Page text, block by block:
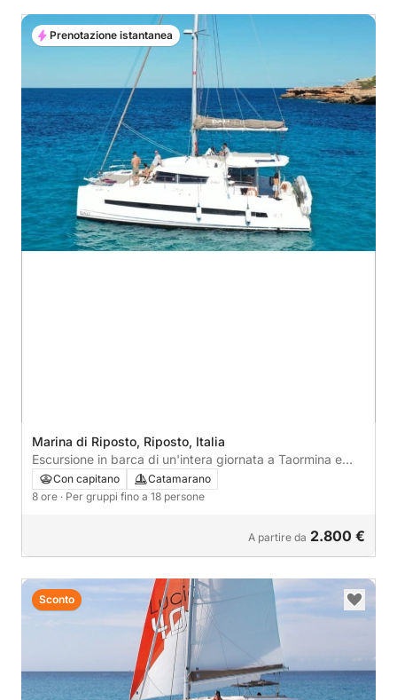
Marina di Riposto, Riposto, Italia
Escursione in barca di un'intera giornata a Taormina e
lungo la costa orientale della Sicilia.
Con capitano
Catamarano
8 ore · Per gruppi fino a 18 persone
A partire da 2.800 €
Prenotazione istantanea
Sconto